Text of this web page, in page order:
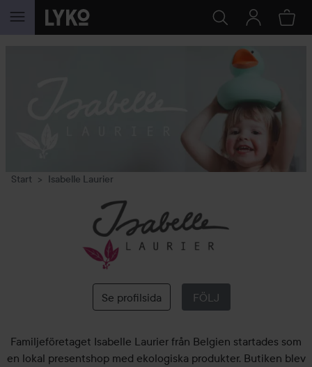
HOPPA TILL INNEHÅLLET
Start Isabelle Laurier
Isabelle
Laurier
Se profilsida FÖLJ
Familjeföretaget Isabelle Laurier från Belgien startades som
en lokal presentshop med ekologiska produkter. Butiken blev